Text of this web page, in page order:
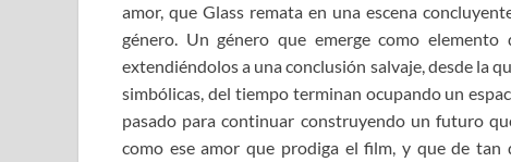
amor, que Glass remata en una escena
género. Un género que emerge como
extendiéndolos a una conclusión salvaje, desde la
simbólicas, del tiempo terminan ocupando un
pasado para continuar construyendo un futuro
como ese amor que prodiga el film, y que de